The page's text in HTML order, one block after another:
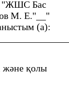
"ЖШС Бас
М. Е."__"
(а):
және қолы